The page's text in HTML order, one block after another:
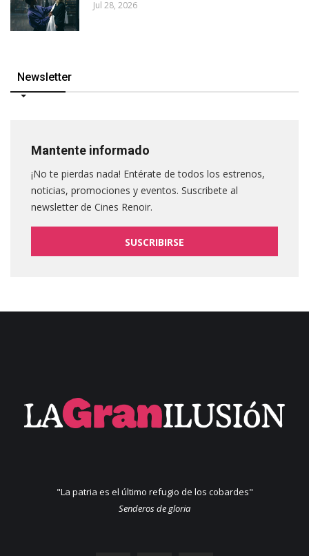
Jul 28, 2026
Newsletter
Mantente informado
¡No te pierdas nada! Entérate de todos los estrenos,
noticias, promociones y eventos. Suscribete al
newsletter de Cines Renoir.
SUSCRIBIRSE
"La patria es el último refugio de los cobardes"
Senderos de gloria